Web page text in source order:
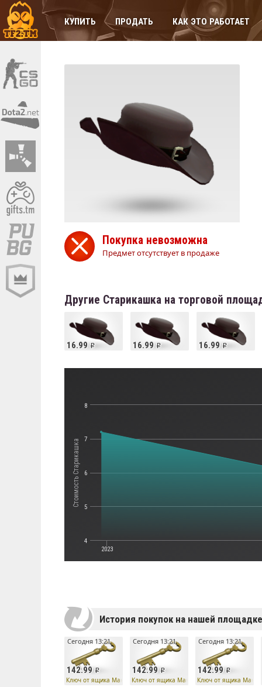
КУПИТЬ ПРОДАТЬ КАК ЭТО РАБОТАЕТ
Покупка невозможна
Предмет отсутствует в продаже
Другие Старикашка на торговой
16.99 16.99 16.99
Стоимость Старикашка
2023
4
5
6
7
8
История покупок на нашей площадке
142.99
Сегодня 13:21
Ключ от ящика Манн Ко
142.99
Сегодня 13:21
Ключ от ящика Манн Ко
142.99
Сегодня 13:21
Ключ от ящика Манн